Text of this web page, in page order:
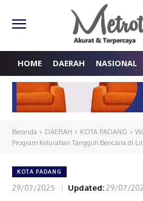
HOME DAERAH NASIONAL
Beranda DAERAH KOTA PADANG
Program Kelurahan Tangguh Bencana di
KOTA PADANG
29/07/2025 Updated:29/07/